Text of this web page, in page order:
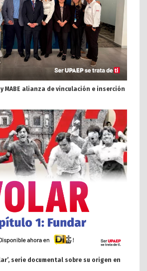
y MABE alianza de vinculación e inserción
serie documental sobre su origen en